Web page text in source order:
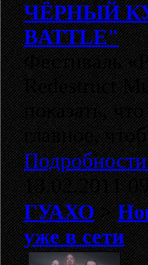
ЧЁРНЫЙ
BATTLE"
Фестиваль
Redestruct
показать,
главное,
13.02.2011
ГУАХО>
уже в сети